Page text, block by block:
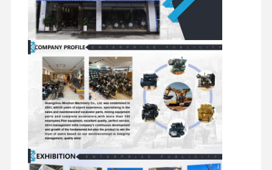
디젤 엔진
미츠비시 엔진
굴삭기 엔진
엔진은 장비를 재건합니다
인젝션 펌프
터보 차저 조립체